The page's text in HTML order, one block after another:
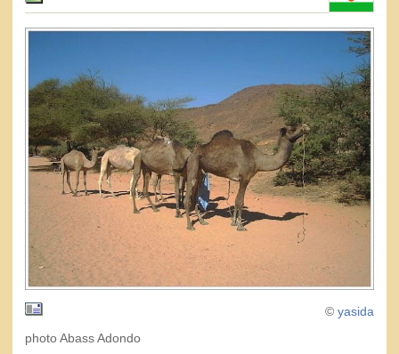
© yasida
photo Abass Adondo